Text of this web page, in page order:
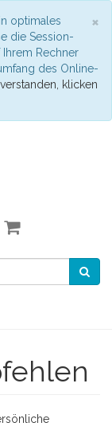
×
optimales
die Session-
Rechner
des Online-
klicken